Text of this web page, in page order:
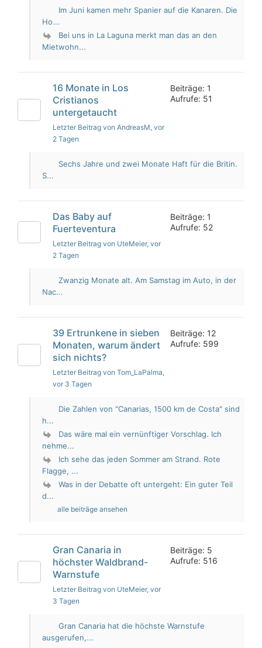
Im Juni kamen mehr Spanier auf die Kanaren. Die
Ho...
Bei uns in La Laguna merkt man das an den
Mietwohn...
16 Monate in Los
Cristianos
untergetaucht
Letzter Beitrag von AndreasM, vor
2 Tagen
Beiträge: 1
Aufrufe: 51
Sechs Jahre und zwei Monate Haft für die Britin.
S...
Das Baby auf
Fuerteventura
Letzter Beitrag von UteMeier, vor
2 Tagen
Beiträge: 1
Aufrufe: 52
Zwanzig Monate alt. Am Samstag im Auto, in der
Nac...
39 Ertrunkene in sieben
Monaten, warum ändert
sich nichts?
Letzter Beitrag von Tom_LaPalma,
vor 3 Tagen
Beiträge: 12
Aufrufe: 599
Die Zahlen von "Canarias, 1500 km de Costa" sind
h...
Das wäre mal ein vernünftiger Vorschlag. Ich
nehme...
Ich sehe das jeden Sommer am Strand. Rote
Flagge, ...
Was in der Debatte oft untergeht: Ein guter Teil
d...
alle beiträge ansehen
Gran Canaria in
höchster Waldbrand-
Warnstufe
Letzter Beitrag von UteMeier, vor
3 Tagen
Beiträge: 5
Aufrufe: 516
Gran Canaria hat die höchste Warnstufe
ausgerufen,...